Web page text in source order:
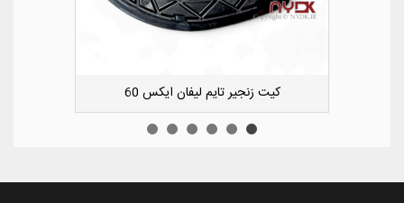
کشویی کوچک سپر عقب راست لیفان ایکس 50